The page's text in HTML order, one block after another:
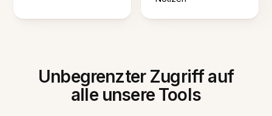
Unbegrenzter Zugriff auf
alle unsere Tools